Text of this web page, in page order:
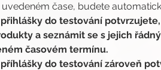
čase, budete
do testování
a seznámit se s jejich
časovém termínu.
do testování zároveň